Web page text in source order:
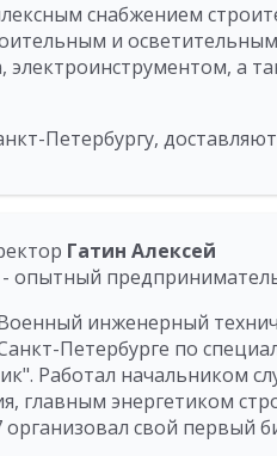
снабжением
и
электроинструментом, а
Петербургу,
Гатин Алексей
- опытный
инженерный
Петербурге по
Работал начальником
главным энергетиком
свой первый